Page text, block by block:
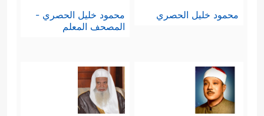
محمود خليل الحصري
محمود خليل الحصري -
المصحف المعلم